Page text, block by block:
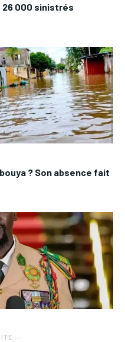
26 000 sinistrés
? Son absence fait
―